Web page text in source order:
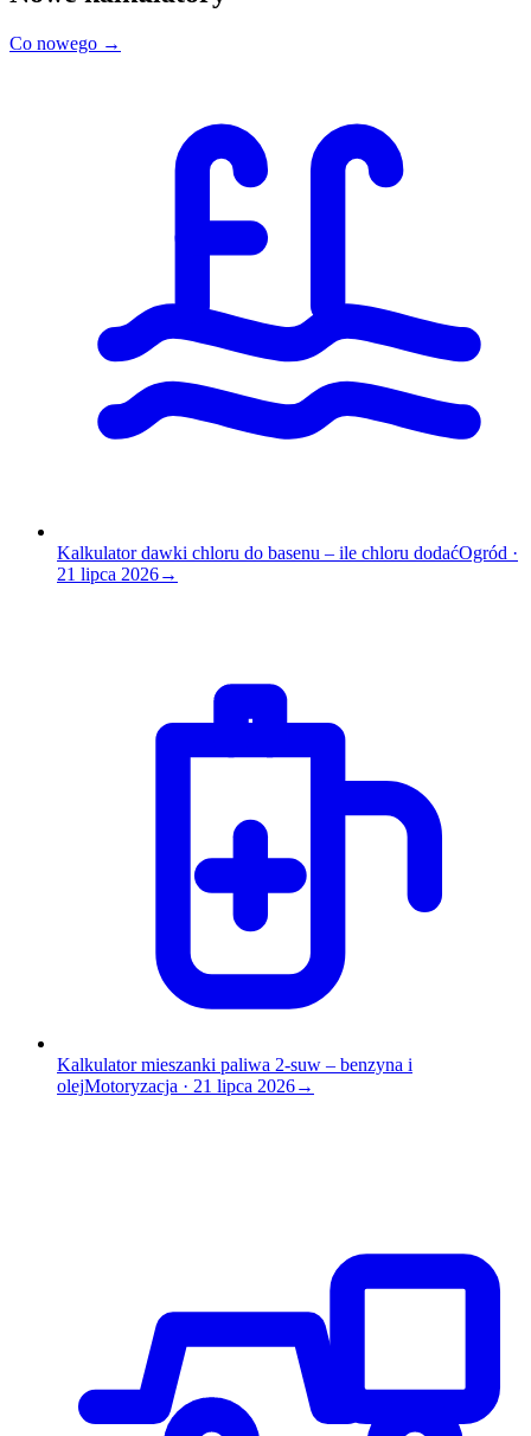
Co nowego →
Kalkulator dawki chloru do basenu – ile chloru dodaćOgród ·
21 lipca 2026→
Kalkulator mieszanki paliwa 2-suw – benzyna i
olejMotoryzacja · 21 lipca 2026→